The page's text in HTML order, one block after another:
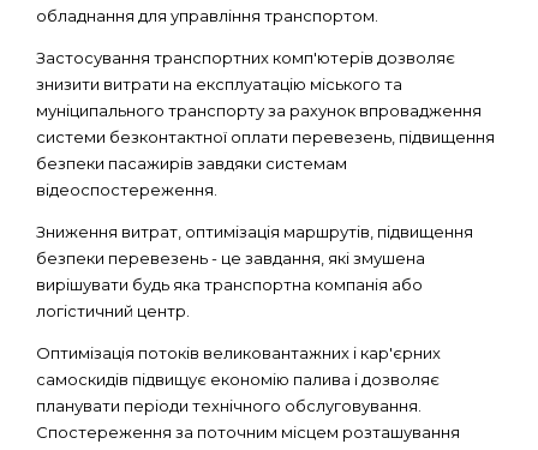
обладнання для управління транспортом.
Застосування транспортних комп'ютерів дозволяє
знизити витрати на експлуатацію міського та
муніципального транспорту за рахунок впровадження
системи безконтактної оплати перевезень, підвищення
безпеки пасажирів завдяки системам
відеоспостереження.
Зниження витрат, оптимізація маршрутів, підвищення
безпеки перевезень - це завдання, які змушена
вирішувати будь яка транспортна компанія або
логістичний центр.
Оптимізація потоків великовантажних і кар'єрних
самоскидів підвищує економію палива і дозволяє
планувати періоди технічного обслуговування.
Спостереження за поточним місцем розташування